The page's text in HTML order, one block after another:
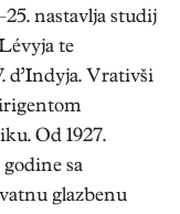
nastavlja studij
te
d’Indyja. Vrativši
Od 1927.
sa
glazbenu